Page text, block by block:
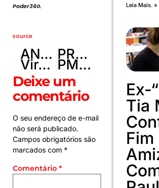
Poder360.
source
ANTERIOR
Virginia diz que cumprirá promessa e levará as filhas para assistir Brasil x Noruega
PRÓXIMO
PMDF PRENDE DOIS INDIVÍDUOS POR PORTE ILEGAL DE ARMAS DE FOGO EM BRAZLÂNDIA
Deixe um
comentário
O seu endereço de e-mail
não será publicado.
Campos obrigatórios são
marcados com *
Comentário *
Leia Mais. »
Ex-
Tia
Fim